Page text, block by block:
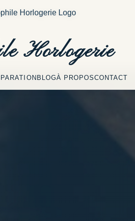
BLOGÀ PROPOSCONTACT
Horlogerie